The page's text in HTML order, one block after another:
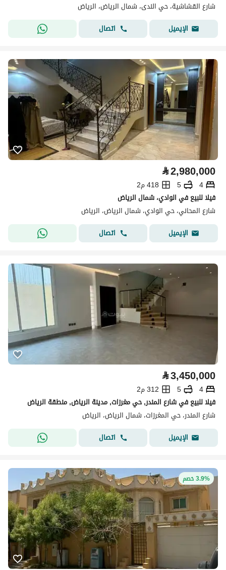
شارع القشاشية، حي الندى، شمال الرياض، الرياض
الإيميل
اتصال
⃁2,980,000
4
5
418 م2
فيلا للبيع في الوادي، شمال الرياض
شارع المحاني، حي الوادي، شمال الرياض، الرياض
الإيميل
اتصال
⃁3,450,000
4
5
312 م2
فيلا للبيع في شارع المندر, حي مغرزات, مدينة الرياض, منطقة الرياض
شارع المندر، حي المغرزات، شمال الرياض، الرياض
الإيميل
اتصال
3.9% خصم